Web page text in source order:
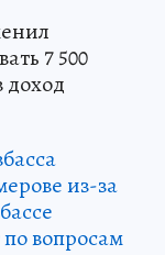
7 500
доход
из-за
вопросам